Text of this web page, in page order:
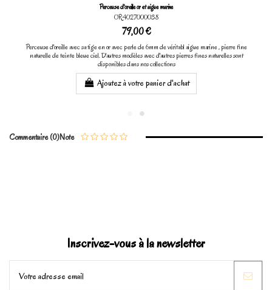
Perceuse d'oreille or et aigue marine
OR4027000038
79,00 €
Perceuse d'oreille avec sa tige en or avec perle de 6mm de véritabl aigue marine , pierre fine
naturelle de teinte bleue ciel. D'autres modèles avec d'autres pierres fines naturelles sont
disponibles dans nos collections
Ajoutez à votre panier d'achat
Note
Commentaire (0)
Inscrivez-vous à la newsletter